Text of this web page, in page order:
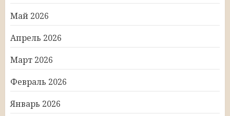
Май 2026
Апрель 2026
Март 2026
Февраль 2026
Январь 2026